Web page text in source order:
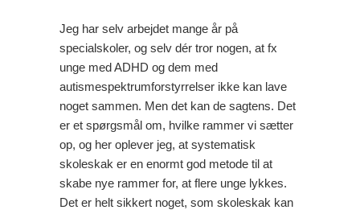
Jeg har selv arbejdet mange år på
specialskoler, og selv dér tror nogen, at fx
unge med ADHD og dem med
autismespektrumforstyrrelser ikke kan lave
noget sammen. Men det kan de sagtens. Det
er et spørgsmål om, hvilke rammer vi sætter
op, og her oplever jeg, at systematisk
skoleskak er en enormt god metode til at
skabe nye rammer for, at flere unge lykkes.
Det er helt sikkert noget, som skoleskak kan